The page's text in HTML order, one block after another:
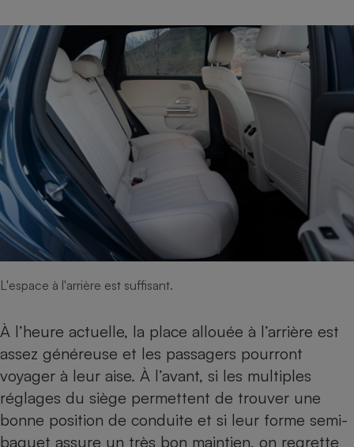
L'espace à l'arrière est suffisant.
À l’heure actuelle, la place allouée à l’arrière est
assez généreuse et les passagers pourront
voyager à leur aise. À l’avant, si les multiples
réglages du siège permettent de trouver une
bonne position de conduite et si leur forme semi-
baquet assure un très bon maintien, on regrette